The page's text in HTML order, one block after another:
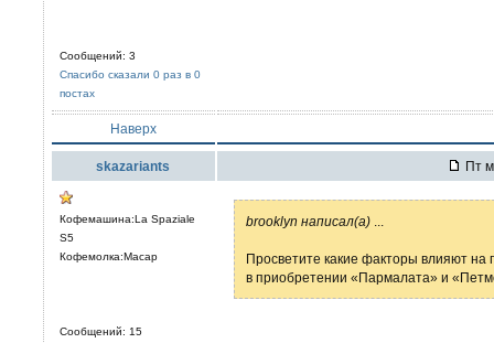
Сообщений: 3
Спасибо сказали 0 раз в 0
постах
Наверх
skazariants Пт
Кофемашина:La Spaziale
S5
Кофемолка:Macap
Сообщений: 15
brooklyn написал(а)
Просветите какие факторы влияют
в приобретении «Пармалата» и